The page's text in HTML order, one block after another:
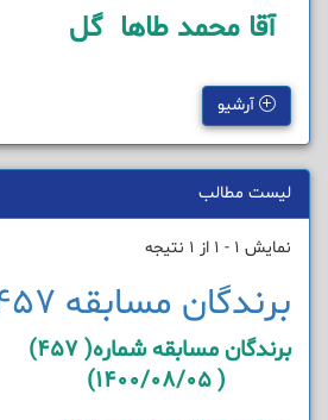
آقا محمد طاها گل
آرشیو
لیست مطالب
نمایش 1 - 1 از 1 نتیجه
برندگان مسابقه 457
برندگان مسابقه شماره( 457)
( 1400/08/05)